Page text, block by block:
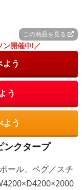
この商品を見る
開催中!／
う
う
う
ンクタープ
ール、ペグ／スチ